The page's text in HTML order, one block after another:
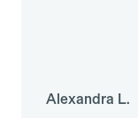
Alexandra L.